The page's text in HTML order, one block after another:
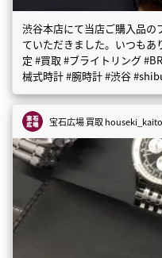
渋谷本店にて当店ご購入品の
ていただきました。いつもあ
定 #買取 #ブライトリング
械式時計 #腕時計 #渋谷
宝石広場 買取